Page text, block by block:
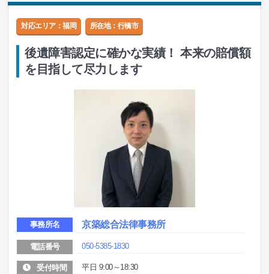
対応エリア：福岡 所在地： 行橋市
後遺障害認定に確かな実績！ 本来の賠償額
を目指して尽力します
事務所名 京築総合法律事務所
電話番号 050-5385-1830
受付時間 平日 9:00～18:30